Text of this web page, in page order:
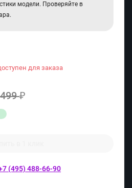
модели. Проверяйте в
для заказа
₽
(495) 488-66-90